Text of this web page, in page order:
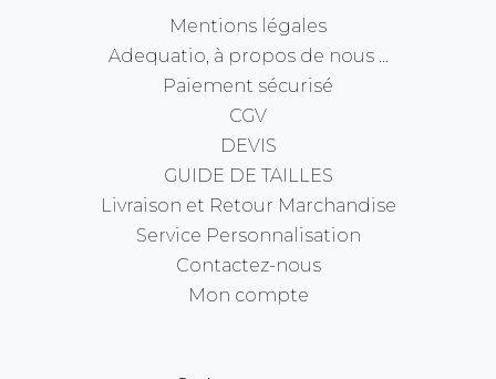
Mentions légales
Adequatio, à propos de nous ...
Paiement sécurisé
CGV
DEVIS
GUIDE DE TAILLES
Livraison et Retour Marchandise
Service Personnalisation
Contactez-nous
Mon compte